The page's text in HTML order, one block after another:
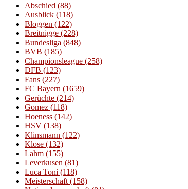
Abschied (88)
Ausblick (118)
Bloggen (122)
Breitnigge (228)
Bundesliga (848)
BVB (185)
Championsleague (258)
DFB (123)
Fans (227)
FC Bayern (1659)
Gerüchte (214)
Gomez (118)
Hoeness (142)
HSV (138)
Klinsmann (122)
Klose (132)
Lahm (155)
Leverkusen (81)
Luca Toni (118)
Meisterschaft (158)